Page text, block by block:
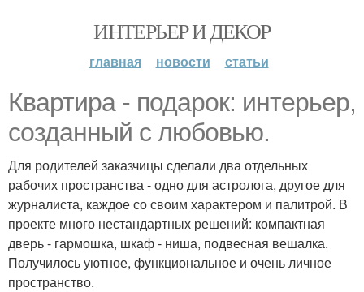
ИНТЕРЬЕР И ДЕКОР
главная новости статьи
Квартира - подарок: интерьер,
созданный с любовью.
Для родителей заказчицы сделали два отдельных
рабочих пространства - одно для астролога, другое для
журналиста, каждое со своим характером и палитрой. В
проекте много нестандартных решений: компактная
дверь - гармошка, шкаф - ниша, подвесная вешалка.
Получилось уютное, функциональное и очень личное
пространство.